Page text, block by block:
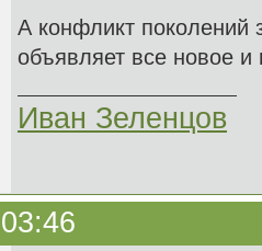
А конфликт поколений
объявляет все новое и
Иван Зеленцов